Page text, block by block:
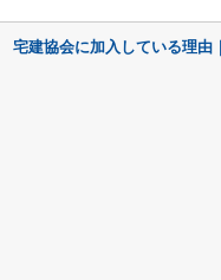
宅建協会に加入している理由｜